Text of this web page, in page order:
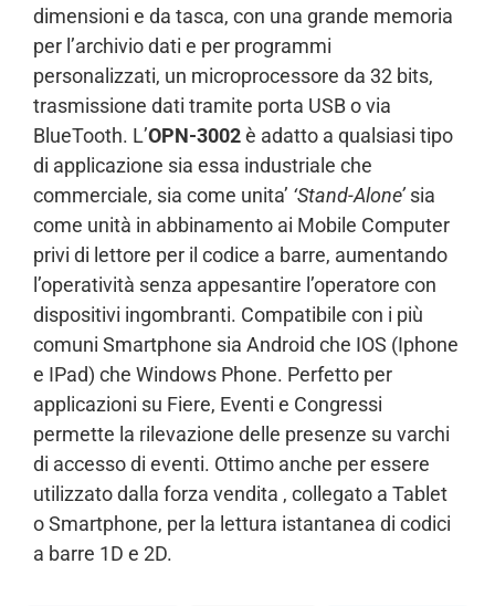
dimensioni e da tasca, con una grande memoria
per l’archivio dati e per programmi
personalizzati, un microprocessore da 32 bits,
trasmissione dati tramite porta USB o via
BlueTooth. L’OPN-3002è adatto a qualsiasi tipo
di applicazione sia essa industriale che
commerciale, sia come unita’ ‘Stand-Alone’sia
come unità in abbinamento ai Mobile Computer
privi di lettore per il codice a barre, aumentando
l’operatività senza appesantire l’operatore con
dispositivi ingombranti. Compatibile con i più
comuni Smartphone sia Android che IOS (Iphone
e IPad) che Windows Phone. Perfetto per
applicazioni su Fiere, Eventi e Congressi
permette la rilevazione delle presenze su varchi
di accesso di eventi. Ottimo anche per essere
utilizzato dalla forza vendita , collegato a Tablet
o Smartphone, per la lettura istantanea di codici
a barre 1D e 2D.